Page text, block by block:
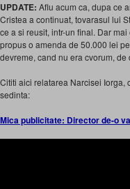
UPDATE: Aflu acum ca, dupa ce
Cristea a continuat, tovarasul lui
ce a si reusit, intr-un final. Dar
propus o amenda de 50.000 lei
devreme, cand nu era cvorum,
Cititi aici relatarea Narcisei Iorga,
sedinta:
Mica publicitate: Director de-o